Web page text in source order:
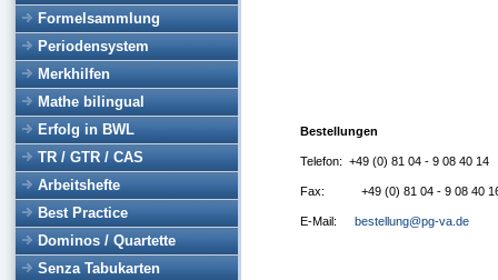
Formelsammlung
Periodensystem
Merkhilfen
Mathe bilingual
Erfolg in BWL
TR / GTR / CAS
Arbeitshefte
Best Practice
Dominos / Quartette
Senza Tabukarten
Bestellungen
Telefon: +49 (0) 81 04 - 9 08 40 14
Fax: +49 (0) 81 04 - 9 08 40
E-Mail: bestellung@pg-va.de